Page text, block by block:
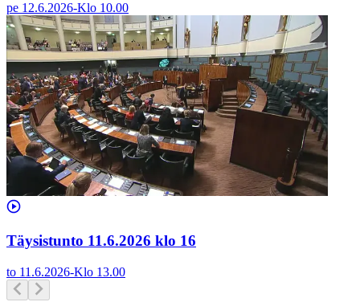
pe 12.6.2026-Klo 10.00
Täysistunto 11.6.2026 klo 16
to 11.6.2026-Klo 13.00